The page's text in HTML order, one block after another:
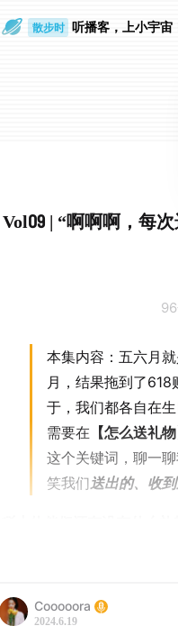
散步时 听播客，上小宇宙
Vol09 | “啊啊啊，每
本集内容：五六月
月，结果拖到了
于，我们都各自在
需要在 【怎么送礼物
这个关键词，聊一
笑我们送出的、收
🍃小伙伴们还有没有什么
01:23 从什么时候开始理解
Cooooora
2024.6.19